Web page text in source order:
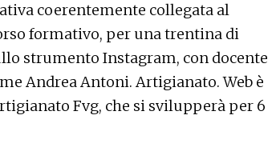
coerentemente collegata al
formativo, per una trentina di
strumento Instagram, con docente
Andrea Antoni. Artigianato. Web è
Fvg, che si svilupperà per 6